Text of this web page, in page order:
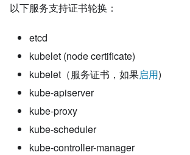
以下服务支持证书轮换：
etcd
kubelet (node certificate)
kubelet（服务证书，如果启用)
kube-apiserver
kube-proxy
kube-scheduler
kube-controller-manager